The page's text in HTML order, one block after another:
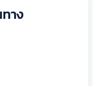
าง